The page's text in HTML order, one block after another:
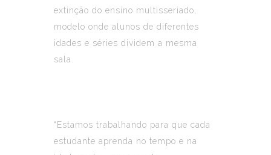
extinção do ensino multisseriado,
modelo onde alunos de diferentes
idades e séries dividem a mesma
sala.
“Estamos trabalhando para que cada
estudante aprenda no tempo e na